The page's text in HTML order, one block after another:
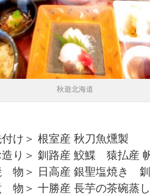
秋遊北海道
付け＞ 根室産 秋刀魚燻製
造り＞ 釧路産 鮫鰈 猿払産
物＞ 日高産 銀聖塩焼き 釧
物＞ 十勝産 長芋の茶碗蒸し